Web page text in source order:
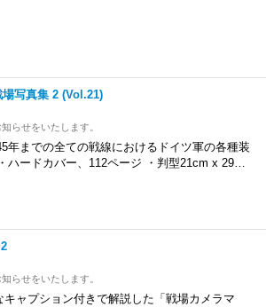
写真集 2 (Vol.21)
らせをいたします。
年までの全ての戦線におけるドイツ軍の各種装
ハードカバー、112ページ ・判型21cm x 29…
らせをいたします。
ャプション付きで解説した「戦場カメラマ